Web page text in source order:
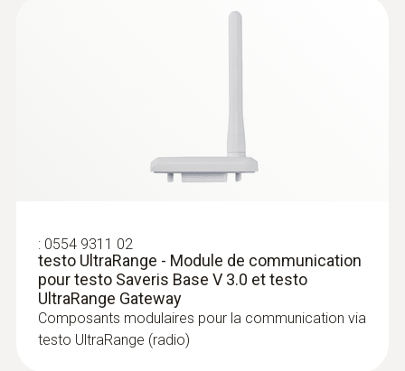
: 0554 9311 02
testo UltraRange - Module de communication
pour testo Saveris Base V 3.0 et testo
UltraRange Gateway
Composants modulaires pour la communication via
testo UltraRange (radio)